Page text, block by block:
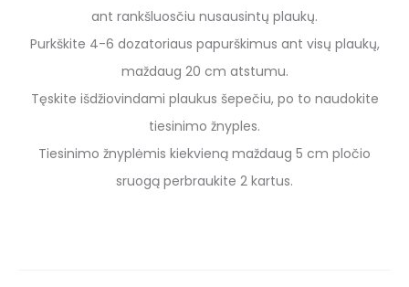
ant rankšluosčiu nusausintų plaukų.
Purkškite 4-6 dozatoriaus papurškimus ant visų plaukų,
maždaug 20 cm atstumu.
Tęskite išdžiovindami plaukus šepečiu, po to naudokite
tiesinimo žnyples.
Tiesinimo žnyplėmis kiekvieną maždaug 5 cm pločio
sruogą perbraukite 2 kartus.